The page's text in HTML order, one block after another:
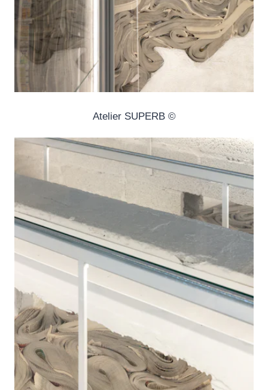
© Atelier SUPERB